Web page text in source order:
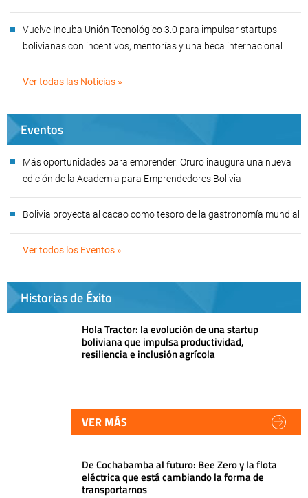
Vuelve Incuba Unión Tecnológico 3.0 para impulsar startups
bolivianas con incentivos, mentorías y una beca internacional
Ver todas las Noticias »
Eventos
Más oportunidades para emprender: Oruro inaugura una nueva
edición de la Academia para Emprendedores Bolivia
Bolivia proyecta al cacao como tesoro de la gastronomía mundial
Ver todos los Eventos »
Historias de Éxito
Hola Tractor: la evolución de una startup
boliviana que impulsa productividad,
resiliencia e inclusión agrícola
VER MÁS
De Cochabamba al futuro: Bee Zero y la flota
eléctrica que está cambiando la forma de
transportarnos